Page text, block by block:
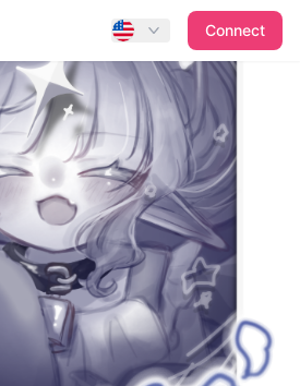
Connect